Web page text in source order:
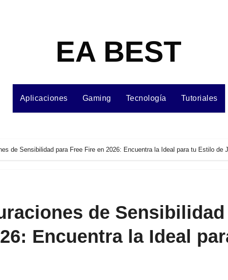
EA BEST
Aplicaciones Gaming Tecnología Tutoriales
de Sensibilidad para Free Fire en 2026: Encuentra la Ideal para tu Estilo de
de Sensibilidad
Encuentra la Ideal